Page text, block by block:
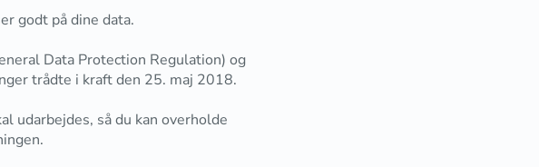
godt på dine data.
Data Protection Regulation) og
trådte i kraft den 25. maj 2018.
udarbejdes, så du kan overholde